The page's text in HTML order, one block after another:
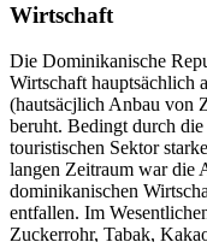
Wirtschaft
Die Dominikanische
Wirtschaft hauptsächlich
(hautsäcjlich Anbau von
beruht. Bedingt durch
touristischen Sektor
langen Zeitraum war die
dominikanischen
entfallen. Im
Zuckerrohr, Tabak,